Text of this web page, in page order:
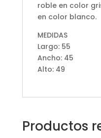
roble en color
en color blanco.
MEDIDAS
Largo: 55
Ancho: 45
Alto: 49
Productos